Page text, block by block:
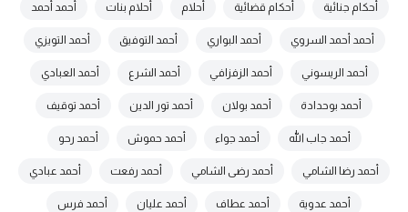
أحكام جنائية أحكام قضائية أحلام أحلام بنات أحمد أحمد
أحمد أحمد السروي أحمد البواري أحمد التوفيق أحمد التويزي
أحمد الريسوني أحمد الزفزافي أحمد الشرع أحمد العبادي
أحمد بوحدادة أحمد بولان أحمد تور الدين أحمد توقيف
أحمد جاب الله أحمد جواء أحمد حموش أحمد رحو
أحمد رضا الشامي أحمد رضى الشامي أحمد رفعت أحمد عبادي
أحمد عدوية أحمد عطاف أحمد عليان أحمد فرس